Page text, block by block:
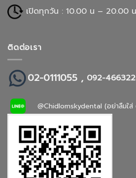
เปิดทุกวัน : 10.00 น – 20.00 น
ติดต่อเรา
02-0111055 , 092-
@Chidlomskydental (อย่าลืมใส่